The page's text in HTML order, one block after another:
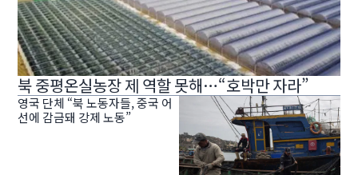
북 중평온실농장 제 역할 못해…“호박만 자라”
영국 단체 “북 노동자들, 중국 어
선에 감금돼 강제 노동”